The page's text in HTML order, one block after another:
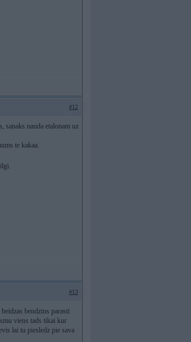
#12
sanaks nauda etalonam uz
te kakaa.
#13
bendzins parasti
viens tads tikai kur
lai tu piesledz pie sava